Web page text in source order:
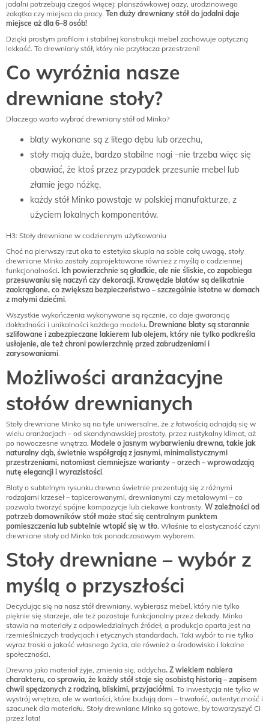
jadalni potrzebują czegoś więcej: planszówkowej oazy, urodzinowego
zakątka czy miejsca do pracy. Ten duży drewniany stół do jadalni daje
miejsce aż dla 6–8 osób!
Dzięki prostym profilom i stabilnej konstrukcji mebel zachowuje optyczną
lekkość. To drewniany stół, który nie przytłacza przestrzeni!
Co wyróżnia nasze
drewniane stoły?
Dlaczego warto wybrać drewniany stół od Minko?
blaty wykonane są z litego dębu lub orzechu,
stoły mają duże, bardzo stabilne nogi –nie trzeba więc się
obawiać, że ktoś przez przypadek przesunie mebel lub
złamie jego nóżkę,
każdy stół Minko powstaje w polskiej manufakturze, z
użyciem lokalnych komponentów.
H3: Stoły drewniane w codziennym użytkowaniu
Choć na pierwszy rzut oka to estetyka skupia na sobie całą uwagę, stoły
drewniane Minko zostały zaprojektowane również z myślą o codziennej
funkcjonalności. Ich powierzchnie są gładkie, ale nie śliskie, co zapobiega
przesuwaniu się naczyń czy dekoracji. Krawędzie blatów są delikatnie
zaokrąglone, co zwiększa bezpieczeństwo – szczególnie istotne w domach
z małymi dziećmi.
Wszystkie wykończenia wykonywane są ręcznie, co daje gwarancję
dokładności i unikalności każdego modelu. Drewniane blaty są starannie
szlifowane i zabezpieczane lakierem lub olejem, który nie tylko podkreśla
usłojenie, ale też chroni powierzchnię przed zabrudzeniami i
zarysowaniami.
Możliwości aranżacyjne
stołów drewnianych
Stoły drewniane Minko są na tyle uniwersalne, że z łatwością odnajdą się w
wielu aranżacjach – od skandynawskiej prostoty, przez rustykalny klimat, aż
po nowoczesne wnętrza. Modele o jasnym wybarwieniu drewna, takie jak
naturalny dąb, świetnie współgrają z jasnymi, minimalistycznymi
przestrzeniami, natomiast ciemniejsze warianty – orzech – wprowadzają
nutę elegancji i wyrazistości.
Blaty o subtelnym rysunku drewna świetnie prezentują się z różnymi
rodzajami krzeseł – tapicerowanymi, drewnianymi czy metalowymi – co
pozwala tworzyć spójne kompozycje lub ciekawe kontrasty. W zależności od
potrzeb domowników stół może stać się centralnym punktem
pomieszczenia lub subtelnie wtopić się w tło. Właśnie ta elastyczność czyni
drewniane stoły od Minko tak ponadczasowym wyborem.
Stoły drewniane – wybór z
myślą o przyszłości
Decydując się na nasz stół drewniany, wybierasz mebel, który nie tylko
pięknie się starzeje, ale też pozostaje funkcjonalny przez dekady. Minko
stawia na materiały z odpowiedzialnych źródeł, a produkcja oparta jest na
rzemieślniczych tradycjach i etycznych standardach. Taki wybór to nie tylko
wyraz troski o jakość własnego życia, ale również o środowisko i lokalne
społeczności.
Drewno jako materiał żyje, zmienia się, oddycha. Z wiekiem nabiera
charakteru, co sprawia, że każdy stół staje się osobistą historią – zapisem
chwil spędzonych z rodziną, bliskimi, przyjaciółmi. To inwestycja nie tylko w
wystrój wnętrza, ale w wartości, które budują dom – trwałość, autentyczność i
szacunek dla materiału. Stoły drewniane Minko są gotowe, by towarzyszyć Ci
przez lata!